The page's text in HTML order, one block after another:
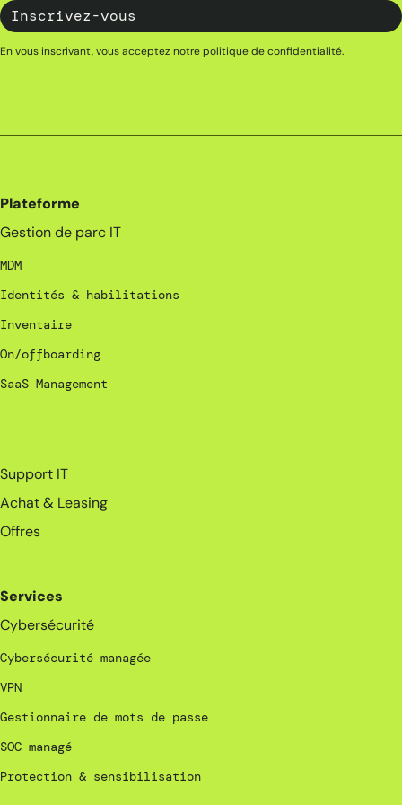
En vous inscrivant, vous acceptez notrepolitique de confidentialité.
Plateforme
Gestion de parc IT
MDM
Identités & habilitations
Inventaire
On/offboarding
SaaS Management
Support IT
Achat & Leasing
Offres
Services
Cybersécurité
Cybersécurité managée
VPN
Gestionnaire de mots de passe
SOC managé
Protection & sensibilisation